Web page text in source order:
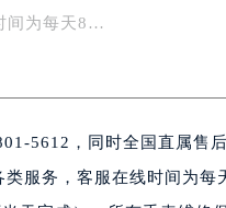
万象城）17层1706室（需
（需提前预约）
层1304室（需提前预约）
间为每天8…
5612，同时全国直属售
服务，客服在线时间为每